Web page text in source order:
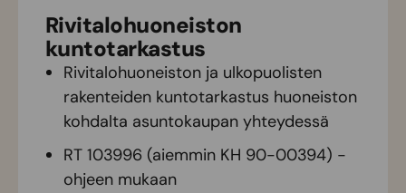
Rivitalohuoneiston
kuntotarkastus
Rivitalohuoneiston ja ulkopuolisten
rakenteiden kuntotarkastus huoneiston
kohdalta asuntokaupan yhteydessä
RT 103996 (aiemmin KH 90-00394) -
ohjeen mukaan